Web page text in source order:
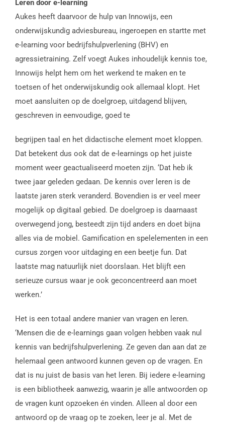
Leren door e-learning
Aukes heeft daarvoor de hulp van Innowijs, een
onderwijskundig adviesbureau, ingeroepen en startte met
e-learning voor bedrijfshulpverlening (BHV) en
agressietraining. Zelf voegt Aukes inhoudelijk kennis toe,
Innowijs helpt hem om het werkend te maken en te
toetsen of het onderwijskundig ook allemaal klopt. Het
moet aansluiten op de doelgroep, uitdagend blijven,
geschreven in eenvoudige, goed te
begrijpen taal en het didactische element moet kloppen.
Dat betekent dus ook dat de e-learnings op het juiste
moment weer geactualiseerd moeten zijn. ‘Dat heb ik
twee jaar geleden gedaan. De kennis over leren is de
laatste jaren sterk veranderd. Bovendien is er veel meer
mogelijk op digitaal gebied. De doelgroep is daarnaast
overwegend jong, besteedt zijn tijd anders en doet bijna
alles via de mobiel. Gamification en spelelementen in een
cursus zorgen voor uitdaging en een beetje fun. Dat
laatste mag natuurlijk niet doorslaan. Het blijft een
serieuze cursus waar je ook geconcentreerd aan moet
werken.’
Het is een totaal andere manier van vragen en leren.
‘Mensen die de e-learnings gaan volgen hebben vaak nul
kennis van bedrijfshulpverlening. Ze geven dan aan dat ze
helemaal geen antwoord kunnen geven op de vragen. En
dat is nu juist de basis van het leren. Bij iedere e-learning
is een bibliotheek aanwezig, waarin je alle antwoorden op
de vragen kunt opzoeken én vinden. Alleen al door een
antwoord op de vraag op te zoeken, leer je al. Met de